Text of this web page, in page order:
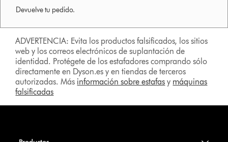
Devuelve tu pedido.
ADVERTENCIA: Evita los productos falsificados, los sitios
web y los correos electrónicos de suplantación de
identidad. Protégete de los estafadores comprando sólo
directamente en Dyson.es y en tiendas de terceros
autorizadas. Más información sobre estafas y máquinas
falsificadas